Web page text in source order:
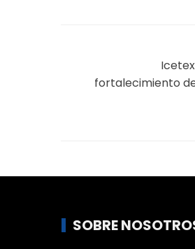
fortalecimiento
SOBRE